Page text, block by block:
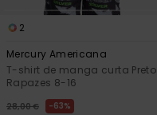
2
Mercury Americana
T-shirt de manga curta Preto
Rapazes 8-16
28,00 € 63%